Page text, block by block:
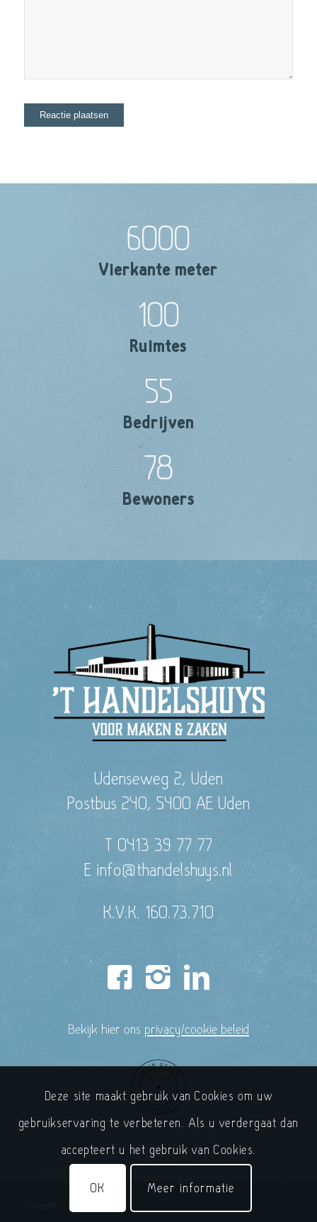
6000
Vierkante meter
100
Ruimtes
55
Bedrijven
78
Bewoners
Udenseweg 2, Uden
Postbus 240, 5400 AE Uden
T 0413 39 77 77
E info@thandelshuys.nl
K.V.K. 160.73.710
Bekijk hier ons privacy/cookie beleid
Deze site maakt gebruik van Cookies om uw
gebruikservaring te verbeteren. Als u verdergaat dan
accepteert u het gebruik van Cookies.
OK Meer informatie